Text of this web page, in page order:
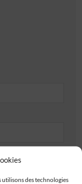
des technologies